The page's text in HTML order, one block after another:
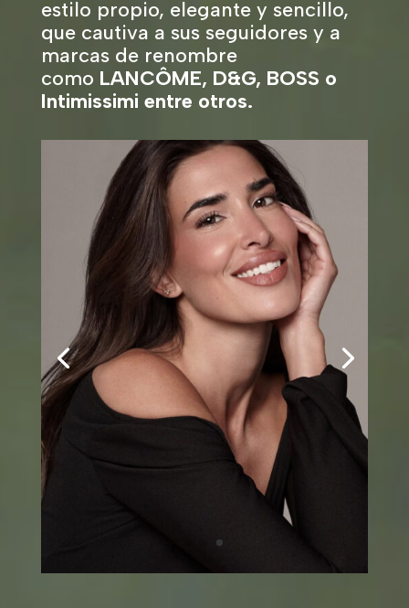
estilo propio, elegante y sencillo,
que cautiva a sus seguidores y a
marcas de renombre
como LANCÔME, D&G, BOSS o
Intimissimi entre otros.